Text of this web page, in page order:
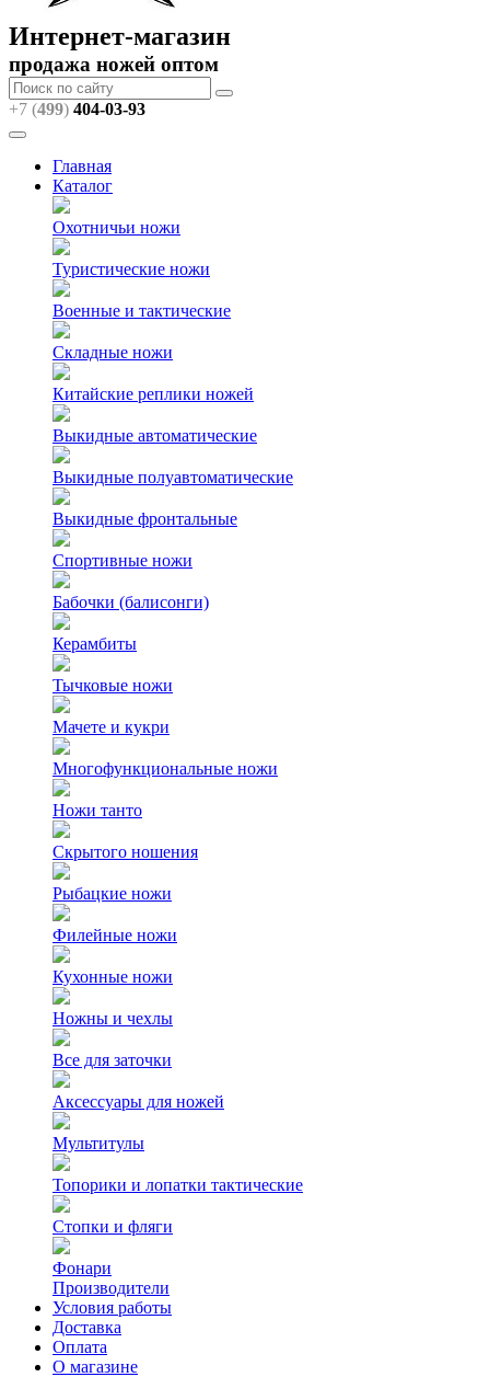
Интернет-магазин
продажа ножей оптом
+7 (499) 404-03-93
Главная
Каталог
Охотничьи ножи
Туристические ножи
Военные и тактические
Складные ножи
Китайские реплики ножей
Выкидные автоматические
Выкидные полуавтоматические
Выкидные фронтальные
Спортивные ножи
Бабочки (балисонги)
Керамбиты
Тычковые ножи
Мачете и кукри
Многофункциональные ножи
Ножи танто
Скрытого ношения
Рыбацкие ножи
Филейные ножи
Кухонные ножи
Ножны и чехлы
Все для заточки
Аксессуары для ножей
Мультитулы
Топорики и лопатки тактические
Стопки и фляги
Фонари
Производители
Условия работы
Доставка
Оплата
О магазине